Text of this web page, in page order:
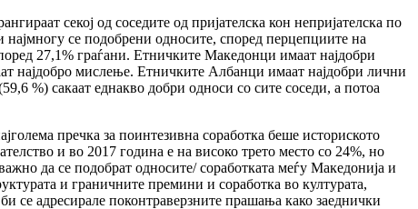
секој од соседите од пријателска кон непријателска по
се подобрени односите, според перцепциите на
27,1% граѓани. Етничките Македонци имаат најдобри
најдобро мислење. Етничките Албанци имаат најдобри лични
%) сакаат еднакво добри односи со сите соседи, а потоа
пречка за поинтезивна соработка беше историското
и во 2017 година е на високо трето место со 24%, но
да се подобрат односите/ соработката меѓу Македонија и
и граничните премини и соработка во културата,
се адресирале поконтраверзните прашања како заеднички